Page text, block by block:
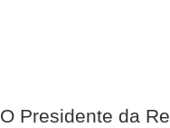
O Presidente da